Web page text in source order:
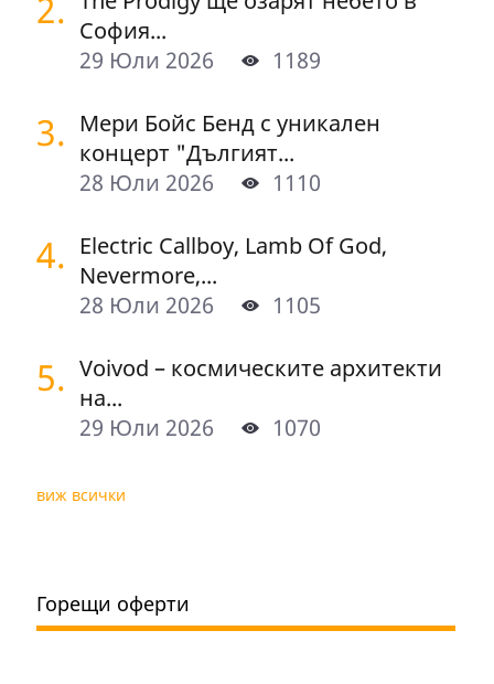
София...
29 Юли 2026
1189
3. Мери Бойс Бенд с уникален
концерт "Дългият...
28 Юли 2026
1110
4. Electric Callboy, Lamb Of God,
Nevermore,...
28 Юли 2026
1105
5. Voivod – космическите архитекти
на...
29 Юли 2026
1070
виж всички
Горещи оферти